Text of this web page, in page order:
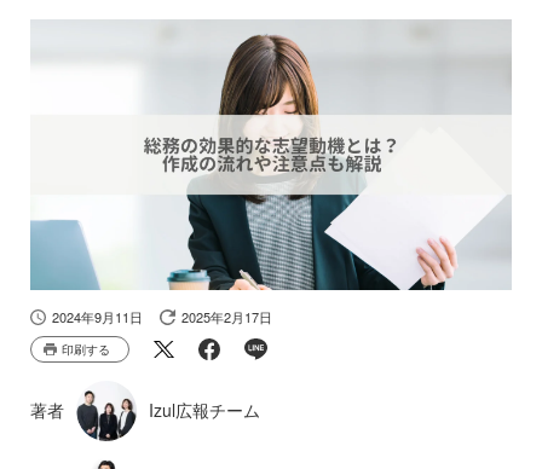
2024年9月11日 2025年2月17日
印刷する
著者 Izul広報チーム